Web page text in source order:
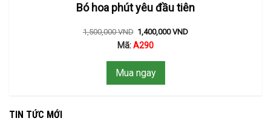
Bó hoa phút yêu đầu tiên
1,500,000VND 1,400,000VND
Mã:A290
Mua ngay
TIN TỨC MỚI